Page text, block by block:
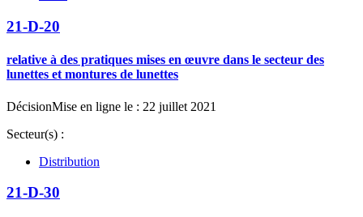
21-D-20
relative à des pratiques mises en œuvre dans le secteur des
lunettes et montures de lunettes
DécisionMise en ligne le : 22 juillet 2021
Secteur(s) :
Distribution
21-D-30